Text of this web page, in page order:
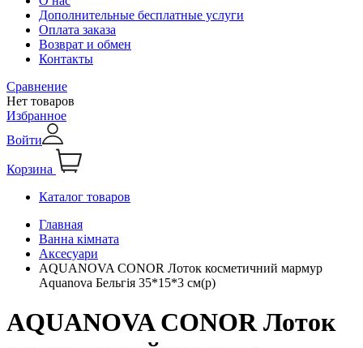
Дополнительные бесплатные услуги
Оплата заказа
Возврат и обмен
Контакты
Сравнение
Нет товаров
Избранное
Войти
Корзина
Каталог товаров
Главная
Ванна кімната
Аксесуари
AQUANOVA CONOR Лоток косметичний мармур
Aquanova Бельгія 35*15*3 см(р)
AQUANOVA CONOR Лоток